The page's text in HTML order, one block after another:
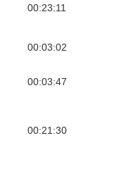
00:23:11
00:03:02
00:03:47
00:21:30